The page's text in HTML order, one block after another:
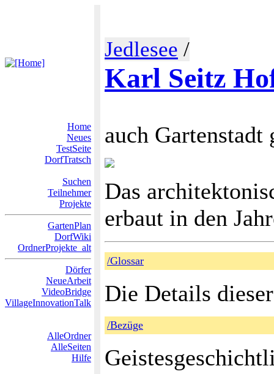
Jedlesee /
Karl Seitz
Home
Neues
TestSeite
DorfTratsch
Suchen
Teilnehmer
Projekte
GartenPlan
DorfWiki
OrdnerProjekte_alt
Dörfer
NeueArbeit
VideoBridge
VillageInnovationTalk
AlleOrdner
AlleSeiten
Hilfe
auch Gartenstadt
Das
erbaut in den
/Glossar
Die Details
/Bezüge